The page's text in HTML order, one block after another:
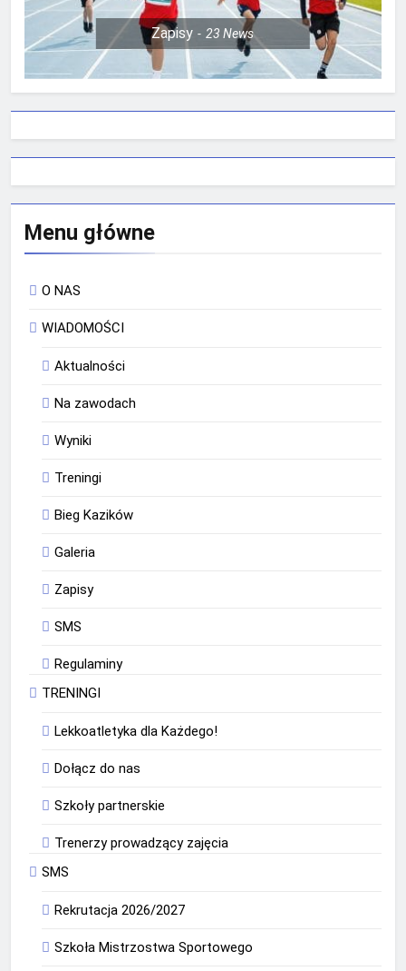
Zapisy 23News
Menu główne
O NAS
WIADOMOŚCI
Aktualności
Na zawodach
Wyniki
Treningi
Bieg Kazików
Galeria
Zapisy
SMS
Regulaminy
TRENINGI
Lekkoatletyka dla Każdego!
Dołącz do nas
Szkoły partnerskie
Trenerzy prowadzący zajęcia
SMS
Rekrutacja 2026/2027
Szkoła Mistrzostwa Sportowego